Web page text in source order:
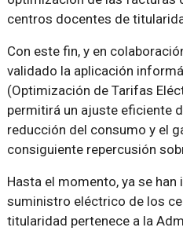
centros docentes de
Con este fin, y en
validado la aplicación
(Optimización de Tarifas
permitirá un ajuste eficiente
reducción del consumo y el
consiguiente repercusión
Hasta el momento, ya se
suministro eléctrico de los
titularidad pertenece a la